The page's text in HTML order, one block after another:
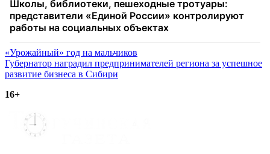
Навигация
по
записям
«Урожайный» год на мальчиков
Губернатор наградил предпринимателей региона за успешное
развитие бизнеса в Сибири
16+